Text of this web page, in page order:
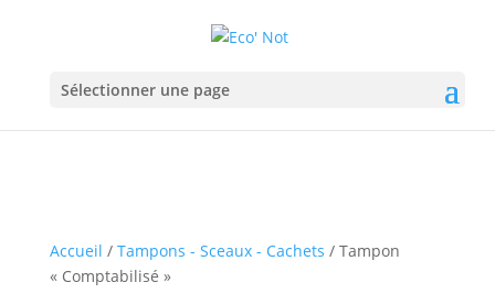
Sélectionner une page
Accueil / Tampons - Sceaux - Cachets / Tampon
« Comptabilisé »